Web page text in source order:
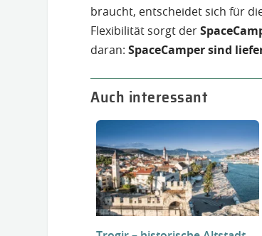
braucht, entscheidet sich für
Flexibilität sorgt der
daran:SpaceCamper sind
Auch interessant